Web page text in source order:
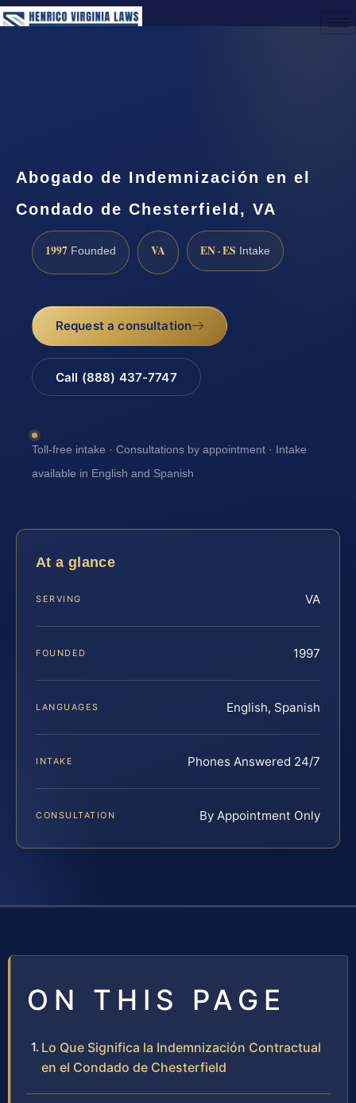
Abogado de Indemnización en el
Condado de Chesterfield, VA
1997 Founded VA EN · ES Intake
Request a consultation
Call (888) 437-7747
Toll-free intake · Consultations by appointment · Intake
available in English and Spanish
At a glance
SERVING VA
FOUNDED 1997
LANGUAGES English, Spanish
INTAKE Phones Answered 24/7
CONSULTATION By Appointment Only
ON THIS PAGE
Lo Que Significa la Indemnización Contractual
en el Condado de Chesterfield